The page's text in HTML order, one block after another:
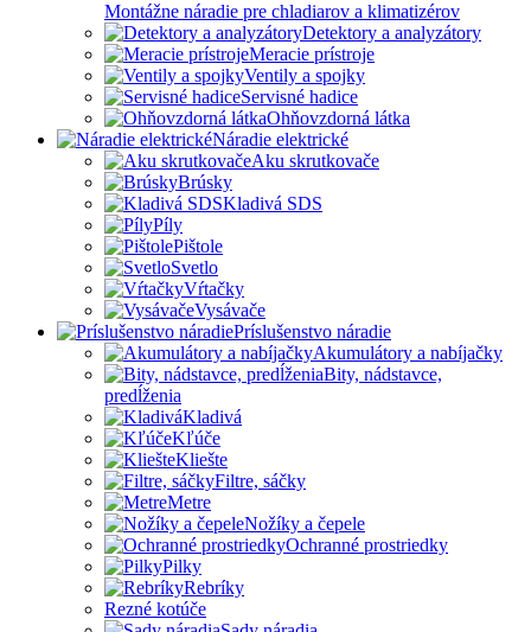
Montážne náradie pre chladiarov a klimatizérov
Detektory a analyzátory
Meracie prístroje
Ventily a spojky
Servisné hadice
Ohňovzdorná látka
Náradie elektrické
Aku skrutkovače
Brúsky
Kladivá SDS
Píly
Pištole
Svetlo
Vŕtačky
Vysávače
Príslušenstvo náradie
Akumulátory a nabíjačky
Bity, nádstavce,
predĺženia
Kladivá
Kľúče
Kliešte
Filtre, sáčky
Metre
Nožíky a čepele
Ochranné prostriedky
Pilky
Rebríky
Rezné kotúče